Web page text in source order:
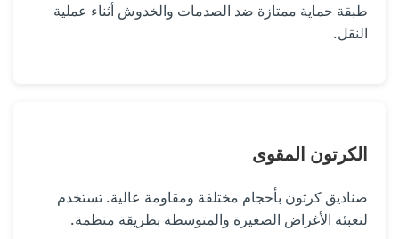
طبقة حماية ممتازة ضد الصدمات والخدوش أثناء عملية
النقل.
الكرتون المقوى
صناديق كرتون بأحجام مختلفة ومقاومة عالية. تستخدم
لتعبئة الأغراض الصغيرة والمتوسطة بطريقة منظمة.